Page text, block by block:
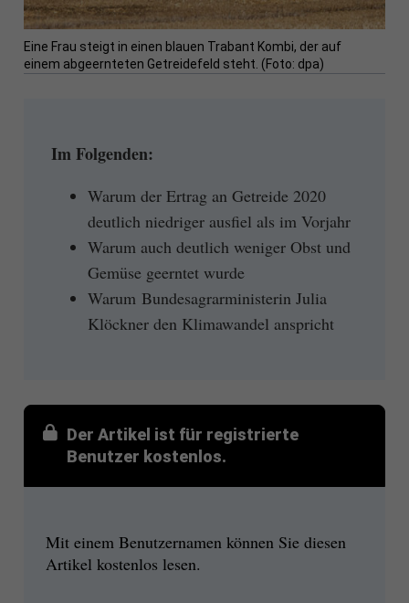
Eine Frau steigt in einen blauen Trabant Kombi, der auf
einem abgeernteten Getreidefeld steht. (Foto: dpa)
Im Folgenden:
Warum der Ertrag an Getreide 2020
deutlich niedriger ausfiel als im Vorjahr
Warum auch deutlich weniger Obst und
Gemüse geerntet wurde
Warum Bundesagrarministerin Julia
Klöckner den Klimawandel anspricht
Der Artikel ist für registrierte
Benutzer kostenlos.
Mit einem Benutzernamen können Sie diesen
Artikel kostenlos lesen.